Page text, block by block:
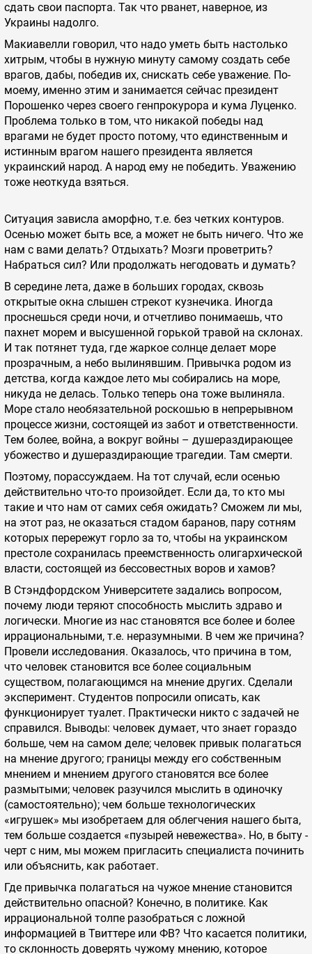
сдать свои паспорта. Так что рванет, наверное, из
Украины надолго.
Макиавелли говорил, что надо уметь быть настолько
хитрым, чтобы в нужную минуту самому создать себе
врагов, дабы, победив их, снискать себе уважение. По-
моему, именно этим и занимается сейчас президент
Порошенко через своего генпрокурора и кума Луценко.
Проблема только в том, что никакой победы над
врагами не будет просто потому, что единственным и
истинным врагом нашего президента является
украинский народ. А народ ему не победить. Уважению
тоже неоткуда взяться.
Ситуация зависла аморфно, т.е. без четких контуров.
Осенью может быть все, а может не быть ничего. Что же
нам с вами делать? Отдыхать? Мозги проветрить?
Набраться сил? Или продолжать негодовать и думать?
В середине лета, даже в больших городах, сквозь
открытые окна слышен стрекот кузнечика. Иногда
проснешься среди ночи, и отчетливо понимаешь, что
пахнет морем и высушенной горькой травой на склонах.
И так потянет туда, где жаркое солнце делает море
прозрачным, а небо вылинявшим. Привычка родом из
детства, когда каждое лето мы собирались на море,
никуда не делась. Только теперь она тоже вылиняла.
Море стало необязательной роскошью в непрерывном
процессе жизни, состоящей из забот и ответственности.
Тем более, война, а вокруг войны – душераздирающее
убожество и душераздирающие трагедии. Там смерти.
Поэтому, порассуждаем. На тот случай, если осенью
действительно что-то произойдет. Если да, то кто мы
такие и что нам от самих себя ожидать? Сможем ли мы,
на этот раз, не оказаться стадом баранов, пару сотням
которых перережут горло за то, чтобы на украинском
престоле сохранилась преемственность олигархической
власти, состоящей из бессовестных воров и хамов?
В Стэндфордском Университете задались вопросом,
почему люди теряют способность мыслить здраво и
логически. Многие из нас становятся все более и более
иррациональными, т.е. неразумными. В чем же причина?
Провели исследования. Оказалось, что причина в том,
что человек становится все более социальным
существом, полагающимся на мнение других. Сделали
эксперимент. Студентов попросили описать, как
функционирует туалет. Практически никто с задачей не
справился. Выводы: человек думает, что знает гораздо
больше, чем на самом деле; человек привык полагаться
на мнение другого; границы между его собственным
мнением и мнением другого становятся все более
размытыми; человек разучился мыслить в одиночку
(самостоятельно); чем больше технологических
«игрушек» мы изобретаем для облегчения нашего быта,
тем больше создается «пузырей невежества». Но, в быту -
черт с ним, мы можем пригласить специалиста починить
или объяснить, как работает.
Где привычка полагаться на чужое мнение становится
действительно опасной? Конечно, в политике. Как
иррациональной толпе разобраться с ложной
информацией в Твиттере или ФВ? Что касается политики,
то склонность доверять чужому мнению, которое